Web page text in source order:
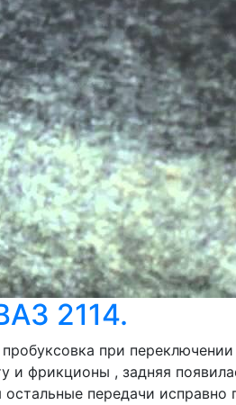
2114.
при переключении
и фрикционы , задняя
передачи исправно